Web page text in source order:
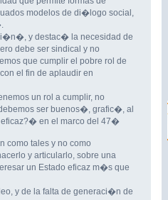
modelos de di�logo social,
y destac� la necesidad de
debe ser sindical y no
que cumplir el pobre rol de
el fin de aplaudir en
un rol a cumplir, no
ser buenos�, grafic�, al
en el marco del 47�
tales y no como
y articularlo, sobre una
un Estado eficaz m�s que
y de la falta de generaci�n de